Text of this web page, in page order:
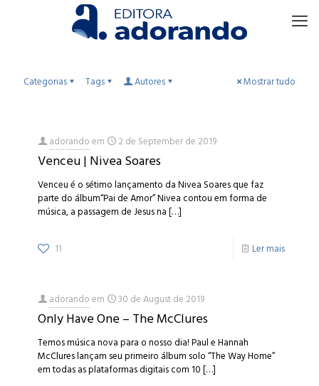
Categorias Tags Autores Mostrar tudo
adorandoem 2 de September de 2019
Venceu | Nivea Soares
Venceu é o sétimo lançamento da Nivea Soares que faz
parte do álbum“Pai de Amor” Nivea contou em forma de
música, a passagem de Jesus na[…]
11 Ler mais
adorandoem 30 de August de 2019
Only Have One – The McClures
Temos música nova para o nosso dia! Paul e Hannah
McClures lançam seu primeiro álbum solo “The Way Home”
em todas as plataformas digitais com 10[…]